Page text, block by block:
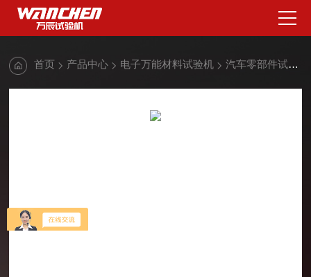
首页 产品中心 电子万能材料试验机 汽车零部件试验机